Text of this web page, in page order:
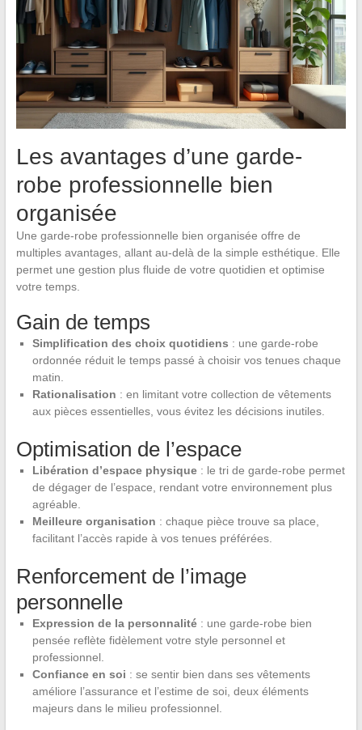
Les avantages d’une garde-
robe professionnelle bien
organisée
Une garde-robe professionnelle bien organisée offre de
multiples avantages, allant au-delà de la simple esthétique. Elle
permet une gestion plus fluide de votre quotidien et optimise
votre temps.
Gain de temps
Simplification des choix quotidiens : une garde-robe
ordonnée réduit le temps passé à choisir vos tenues chaque
matin.
Rationalisation : en limitant votre collection de vêtements
aux pièces essentielles, vous évitez les décisions inutiles.
Optimisation de l’espace
Libération d’espace physique: le tri de garde-robe permet
de dégager de l’espace, rendant votre environnement plus
agréable.
Meilleure organisation : chaque pièce trouve sa place,
facilitant l’accès rapide à vos tenues préférées.
Renforcement de l’image
personnelle
Expression de la personnalité: une garde-robe bien
pensée reflète fidèlement votre style personnel et
professionnel.
Confiance en soi : se sentir bien dans ses vêtements
améliore l’assurance et l’estime de soi, deux éléments
majeurs dans le milieu professionnel.